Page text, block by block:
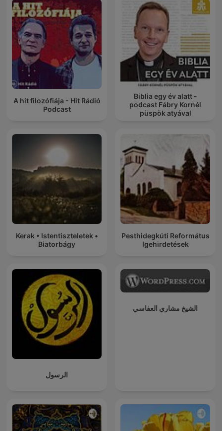
A hit filozófiája - Hit Rádió
Podcast
Biblia egy év alatt -
podcast Fábry Kornél
püspök atyával
Kerak • Istentiszteletek •
Biatorbágy
Pesthidegkúti Református
Igehirdetések
الرسول
الشيخ مشاري العفاسي